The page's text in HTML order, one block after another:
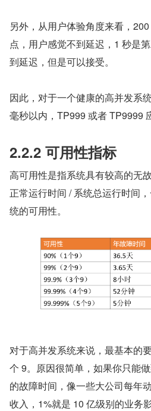
另外，从用户体验角度来看，
点，用户感觉不到延迟，1 秒是
到延迟，但是可以接受。
因此，对于一个健康的高并发系
毫秒以内，TP999 或者 TP9999
2.2.2 可用性指标
高可用性是指系统具有较高的无
正常运行时间 / 系统总运行时间
统的可用性。
对于高并发系统来说，最基本的
个 9。原因很简单，如果你只能
的故障时间，像一些大公司每年
收入，1%就是 10 亿级别的业务影